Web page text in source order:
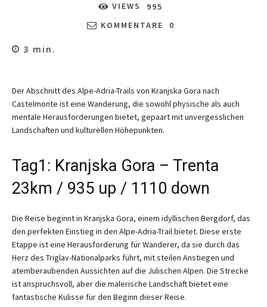
VIEWS
995
KOMMENTARE
0
3 min.
Der Abschnitt des Alpe-Adria-Trails von Kranjska Gora nach
Castelmonte ist eine Wanderung, die sowohl physische als auch
mentale Herausforderungen bietet, gepaart mit unvergesslichen
Landschaften und kulturellen Höhepunkten.
Tag1: Kranjska Gora – Trenta
23km / 935 up / 1110 down
Die Reise beginnt in Kranjska Gora, einem idyllischen Bergdorf, das
den perfekten Einstieg in den Alpe-Adria-Trail bietet. Diese erste
Etappe ist eine Herausforderung für Wanderer, da sie durch das
Herz des Triglav-Nationalparks führt, mit steilen Anstiegen und
atemberaubenden Aussichten auf die Julischen Alpen. Die Strecke
ist anspruchsvoll, aber die malerische Landschaft bietet eine
fantastische Kulisse für den Beginn dieser Reise.